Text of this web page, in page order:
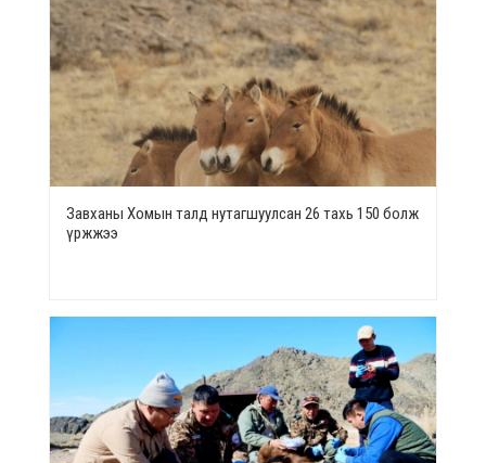
Завханы Хомын талд нутагшуулсан 26 тахь 150 болж
үржжээ